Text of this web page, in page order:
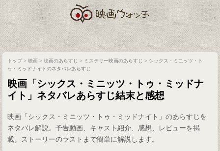
トップ>映画 >映画のあらすじ > ミステリー映画のあらすじ > シックス・ミニッツ・ト
ゥ・ミッドナイトのネタバレあらすじ
映画「シックス・ミニッツ・トゥ・ミッドナ
イト」ネタバレあらすじ結末と感想
映画「シックス・ミニッツ・トゥ・ミッドナイト」のあらすじを
ネタバレ解説。予告動画、キャスト紹介、感想、レビューを掲
載。ストーリーのラストまで簡単に解説します。